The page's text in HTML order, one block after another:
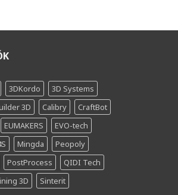
3DKordo
3D Systems
3D Calibry
CraftBot
EUMAKERS
EVO-tech
Mingda
Peopoly
PostProcess
QIDI Tech
3D Sinterit